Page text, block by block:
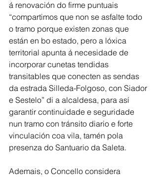
á renovación do firme puntuais
“compartimos que non se asfalte todo
o tramo porque existen zonas que
están en bo estado, pero a lóxica
territorial apunta á necesidade de
incorporar cunetas tendidas
transitables que conecten as sendas
da estrada Silleda-Folgoso, con Siador
e Sestelo” di a alcaldesa, para así
garantir continuidade e seguridade
nun tramo con tránsito diario e forte
vinculación coa vila, tamén pola
presenza do Santuario da Saleta.
Ademais, o Concello considera